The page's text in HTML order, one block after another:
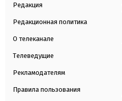
Редакция
Редакционная политика
О телеканале
Телеведущие
Рекламодателям
Правила пользования